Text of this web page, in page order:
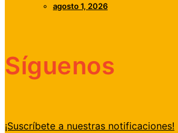
agosto 1, 2026
Síguenos
¡Suscríbete a nuestras notificaciones!